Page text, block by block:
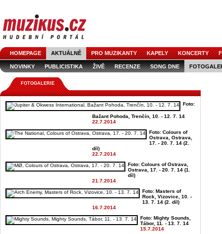
HOMEPAGE AKTUÁLNĚ PRO MUZIKANTY KAPELY KONCERTY
NOVINKY PUBLICISTIKA ŽIVĚ RECENZE SONG DNE
FOTOGALERIE
Foto:
Bažant Pohoda, Trenčín, 10. - 12. 7. 14
22.7.2014
Foto: Colours of
Ostrava, Ostrava,
17. - 20. 7. 14 (2.
díl)
22.7.2014
Foto: Colours of Ostrava,
Ostrava, 17. - 20. 7. 14 (1.
díl)
21.7.2014
Foto: Masters of
Rock, Vizovice, 10. -
13. 7. 14 (2. díl)
16.7.2014
Foto: Mighty Sounds,
Tábor, 11. - 13. 7. 14
15.7.2014